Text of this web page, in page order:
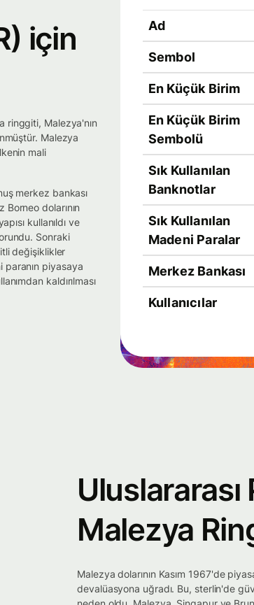
Ad
Sembol
En Küçük Birim
En Küçük Birim
Sembolü
Sık Kullanılan
Banknotlar
Sık Kullanılan
Madeni Paralar
Merkez Bankası
Kullanıcılar
için
ringgiti, Malezya'nın
Malezya
mali
merkez bankası
dolarının
kullanıldı ve
Sonraki
değişiklikler
piyasaya
kaldırılması
Malezya
Malezya dolarının Kasım 1967'de
devalüasyona uğradı. Bu, sterlin'de